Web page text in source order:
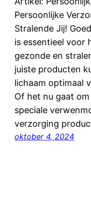
Persoonlijke
Stralende Jij!
is essentieel voor
gezonde en
juiste producten
lichaam optimaal
Of het nu gaat
speciale
verzorging
oktober 4, 2024